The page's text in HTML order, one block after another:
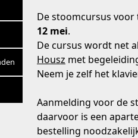
De stoomcursus
12 mei.
De cursus wordt net
Housz met
Neem je zelf het
Aanmelding voor de
daarvoor is een
bestelling